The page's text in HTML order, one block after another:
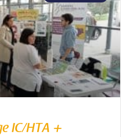
IC/HTA +